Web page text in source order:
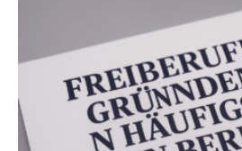
Bundesverbands Deutscher
durchgeführt haben. Die Studie
Antworten von 1.440
Versicherungsvertreter*innen und
Ergebnis: Deutlich mehr als die
über 50 Jahre alt und wird in den
Nachfolgeregelung benötigen.